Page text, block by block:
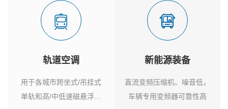
轨道空调
用于各城市跨坐式/吊挂式
单轨和高/中低速磁悬浮列
新能源装备
直流变频压缩机、噪音低，
车辆专用变频器可靠性高